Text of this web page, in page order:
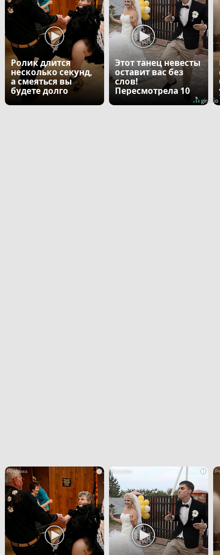
Ролик длится
несколько секунд,
а смеяться вы
будете долго
Этот танец невесты
оставит вас без
слов!
Пересмотрела 10
i i